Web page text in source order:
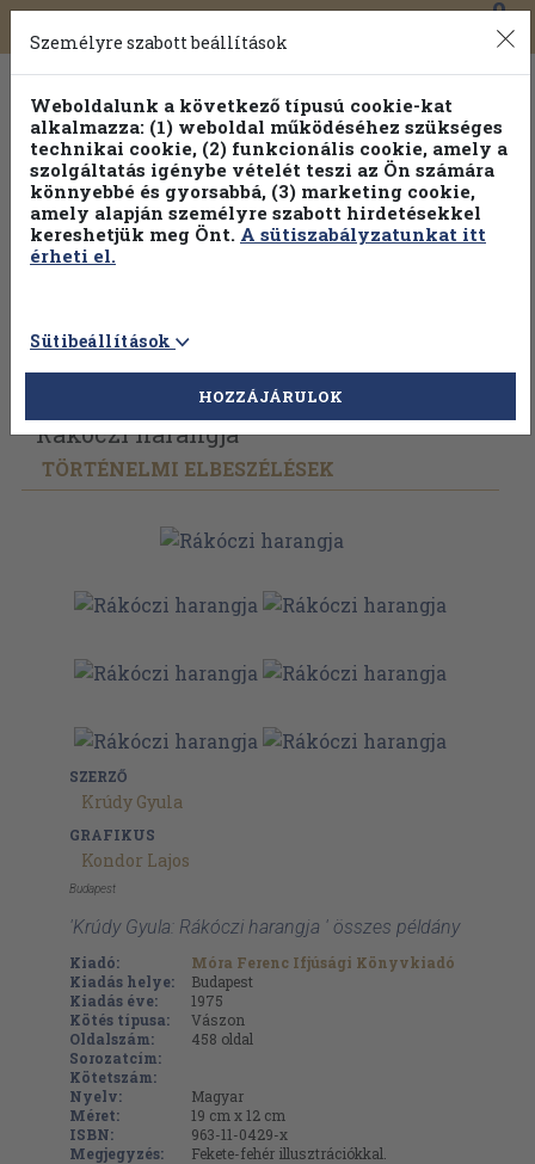
Toggle
navigation
0
Válogasson több mint 1.000.000 kiadványunk közül
100% kedvezménnyel!
Vissza az előző oldalra Válasszon példányt
Rákóczi harangja
TÖRTÉNELMI ELBESZÉLÉSEK
SZERZŐ
Krúdy Gyula
GRAFIKUS
Kondor Lajos
Budapest
'Krúdy Gyula: Rákóczi harangja ' összes példány
Kiadó:
Móra Ferenc Ifjúsági Könyvkiadó
Kiadás helye:
Budapest
Kiadás éve:
1975
Kötés típusa:
Vászon
Oldalszám:
458 oldal
Sorozatcím:
Kötetszám:
Nyelv:
Magyar
Méret:
19 cm x 12 cm
ISBN:
963-11-0429-x
Megjegyzés:
Fekete-fehér illusztrációkkal.
Személyre szabott beállítások
Weboldalunk a következő típusú cookie-kat
alkalmazza: (1) weboldal működéséhez szükséges
technikai cookie, (2) funkcionális cookie, amely a
szolgáltatás igénybe vételét teszi az Ön számára
könnyebbé és gyorsabbá, (3) marketing cookie,
amely alapján személyre szabott hirdetésekkel
kereshetjük meg Önt. A sütiszabályzatunkat itt
érheti el.
Sütibeállítások
HOZZÁJÁRULOK